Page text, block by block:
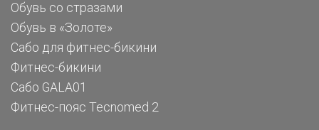
Обувь со стразами
Обувь в «Золоте»
Сабо для фитнес-бикини
Фитнес-бикини
Сабо GALA01
Фитнес-пояс Tecnomed 2